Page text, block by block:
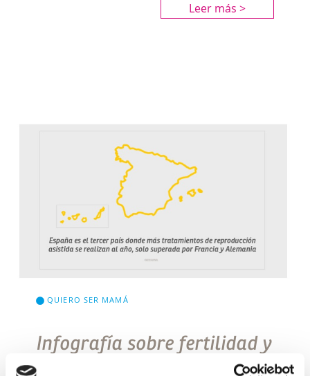
Leer más >
QUIERO SER MAMÁ
Infografía sobre fertilidad y
reproducción asistida